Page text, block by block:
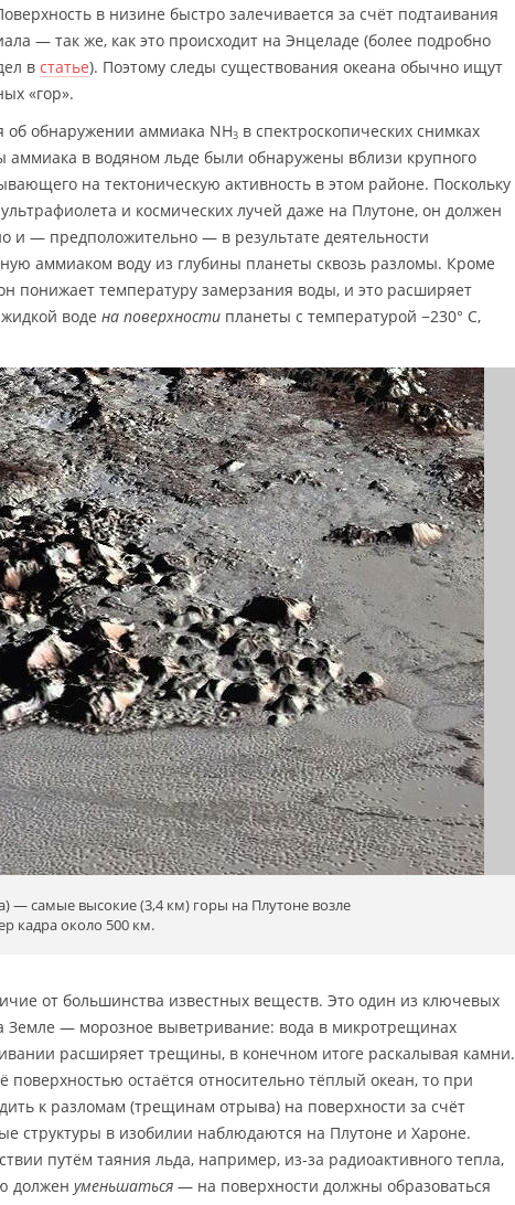
в низине быстро залечивается за счёт подтаивания
— так же, как это происходит на Энцеладе (более подробно
в статье). Поэтому следы существования океана обычно ищут
«гор».
об обнаружении аммиака NH3 в спектроскопических снимках
аммиака в водяном льде были обнаружены вблизи крупного
на тектоническую активность в этом районе. Поскольку
и космических лучей даже на Плутоне, он должен
и — предположительно — в результате деятельности
аммиаком воду из глубины планеты сквозь разломы. Кроме
понижает температуру замерзания воды, и это расширяет
воде на поверхности планеты с температурой −230° C,
— самые высокие (3,4 км) горы на Плутоне возле
кадра около 500 км.
от большинства известных веществ. Это один из ключевых
Земле — морозное выветривание: вода в микротрещинах
расширяет трещины, в конечном итоге раскалывая камни.
остаётся относительно тёплый океан, то при
к разломам (трещинам отрыва) на поверхности за счёт
структуры в изобилии наблюдаются на Плутоне и Хароне.
путём таяния льда, например, из-за радиоактивного тепла,
должен уменьшаться — на поверхности должны образоваться